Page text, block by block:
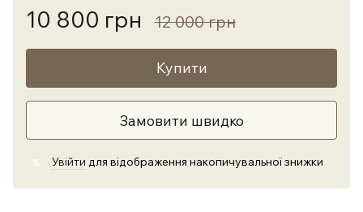
10 800 грн 12 000 грн
Купити
Замовити швидко
% Увійти для відображення накопичувальної знижки